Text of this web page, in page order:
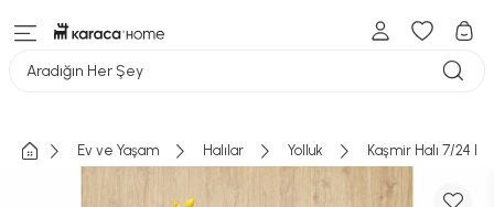
Aradığın Her Şey
Ev ve Yaşam Halılar Yolluk Kaşmir Halı 7/24